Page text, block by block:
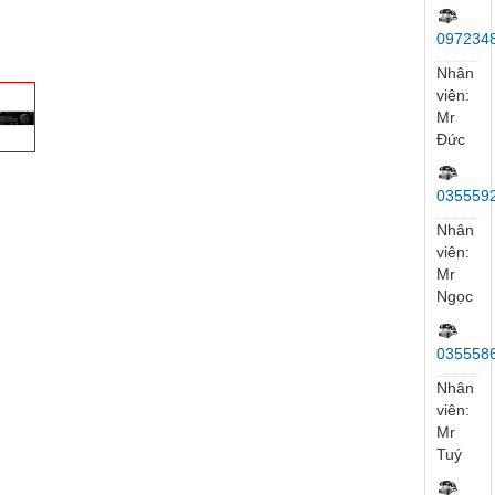
Đầu ghi
ĐẦU GHI
4K8832N2
Hỗ
Trợ
Trực
Tuyến